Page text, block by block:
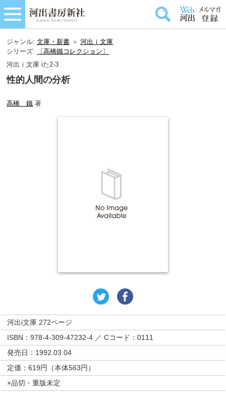
ジャンル:文庫・新書 ＞河出ｉ文庫
シリーズ:
〔高橋鐵コレクション〕
河出ｉ文庫 iた2-3
性的人間の分析
高橋 鐵 著
河出i文庫 272ページ
ISBN：978-4-309-47232-4 ／ Cコード：0111
発売日：1992.03.04
定価：619円（本体563円）
×品切・重版未定